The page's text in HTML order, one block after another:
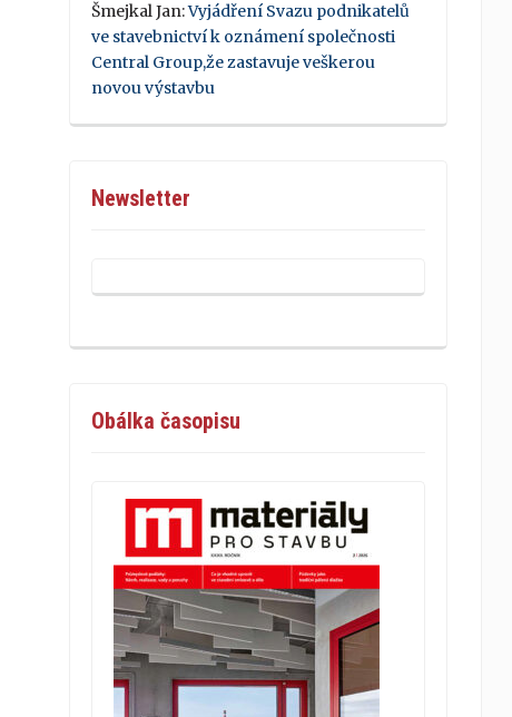
Šmejkal Jan:Vyjádření Svazu podnikatelů
ve stavebnictví k oznámení společnosti
Central Group,že zastavuje veškerou
novou výstavbu
Newsletter
Obálka časopisu